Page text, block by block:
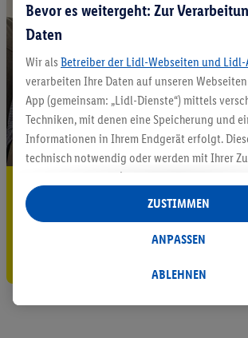
5.95 € Versand
Bevor es weitergeht: Zur
Daten
Wir als Betreiber der Lidl-Webseiten und Lidl-
verarbeiten Ihre Daten auf unseren
App (gemeinsam: „Lidl-Dienste“) mittels
Techniken, mit denen eine Speicherung und
Informationen in Ihrem Endgerät erfolgt.
technisch notwendig oder werden mit Ihrer
auch durch Partner (u.a.
Verantwortliche; im Zusammenhang mit dem
insgesamt
Statistik-Erstellung oder für personalisierte
Datenverarbeitungen für personalisierte
ABLEHNEN
ANPASSEN
ZUSTIMMEN